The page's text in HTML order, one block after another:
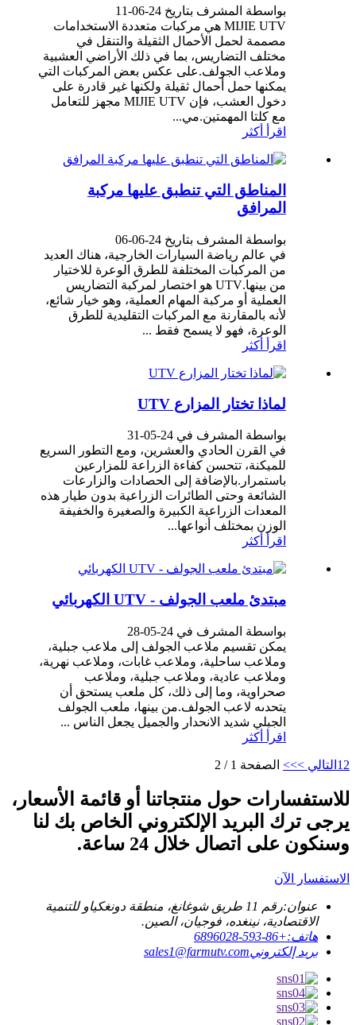
بواسطة المشرف بتاريخ 24-06-11
MIJIE UTV هي مركبات متعددة الاستخدامات
مصممة لحمل الأحمال الثقيلة والتنقل في
مختلف التضاريس، بما في ذلك الأراضي العشبية
وملاعب الجولف.على عكس بعض المركبات التي
يمكنها حمل أحمال ثقيلة ولكنها غير قادرة على
دخول العشب، فإن MIJIE UTV مجهز للتعامل
مع كلتا المهمتين.مي...
اقرأ أكثر
المناطق التي تنطبق عليها مركبة
المرافق
بواسطة المشرف بتاريخ 24-06-06
في عالم رياضة السيارات الخارجية، هناك العديد
من المركبات المختلفة للطرق الوعرة للاختيار
من بينها.UTV هو اختصار لمركبة التضاريس
العملية أو مركبة المهام العملية، وهو خيار شائع،
لأنه بالمقارنة مع المركبات التقليدية للطرق
الوعرة، فهو لا يسمح فقط ...
اقرأ أكثر
لماذا تختار المزارع UTV
بواسطة المشرف في 24-05-31
في القرن الحادي والعشرين، ومع التطور السريع
للميكنة، تتحسن كفاءة الزراعة للمزارعين
باستمرار.بالإضافة إلى الحصادات والزارعات
الشائعة وحتى الطائرات الزراعية بدون طيار هذه
المعدات الزراعية الكبيرة والصغيرة والخفيفة
الوزن بمختلف أنواعها...
اقرأ أكثر
مبتدئ ملعب الجولف - UTV الكهربائي
بواسطة المشرف في 24-05-28
يمكن تقسيم ملاعب الجولف إلى ملاعب جبلية،
وملاعب ساحلية، وملاعب غابات، وملاعب نهرية،
وملاعب عادية، وملاعب جبلية، وملاعب
صحراوية، وما إلى ذلك، كل ملعب يستحق أن
يتحدىه لاعب الجولف.من بينها، ملعب الجولف
الجبلي شديد الانحدار والجميل يجعل الناس ...
اقرأ أكثر
1 2 التالي >>> الصفحة 1 / 2
للاستفسارات حول منتجاتنا أو قائمة الأسعار،
يرجى ترك البريد الإلكتروني الخاص بك لنا
وسنكون على اتصال خلال 24 ساعة.
الاستفسار الآن
عنوان:
رقم 11 طريق شوغانغ، منطقة دونغكياو للتنمية
الاقتصادية، نينغده، فوجيان، الصين.
هاتف:+86-593-6896028
بريد إلكترونيsales1@farmutv.com